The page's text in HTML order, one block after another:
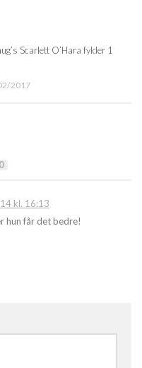
Scarlett O’Hara fylder 1
2017
0
kl. 16:13
hun får det bedre!